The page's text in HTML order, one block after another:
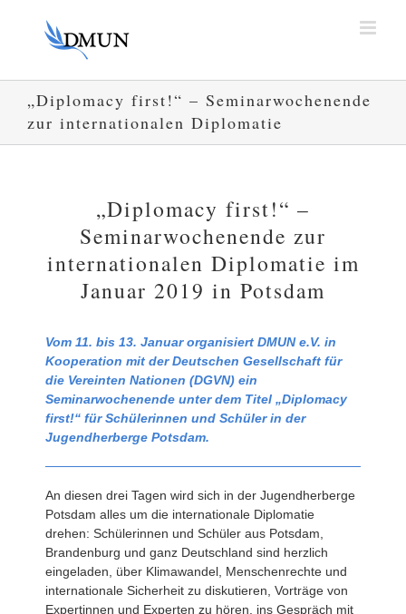
„Diplomacy first!“ – Seminarwochenende
zur internationalen Diplomatie
„Diplomacy first!“ –
Seminarwochenende zur
internationalen Diplomatie im
Januar 2019 in Potsdam
Vom 11. bis 13. Januar organisiert DMUN e.V. in
Kooperation mit der Deutschen Gesellschaft für
die Vereinten Nationen (DGVN) ein
Seminarwochenende unter dem Titel „Diplomacy
first!“ für Schülerinnen und Schüler in der
Jugendherberge Potsdam.
An diesen drei Tagen wird sich in der Jugendherberge
Potsdam alles um die internationale Diplomatie
drehen: Schülerinnen und Schüler aus Potsdam,
Brandenburg und ganz Deutschland sind herzlich
eingeladen, über Klimawandel, Menschenrechte und
internationale Sicherheit zu diskutieren, Vorträge von
Expertinnen und Experten zu hören, ins Gespräch mit